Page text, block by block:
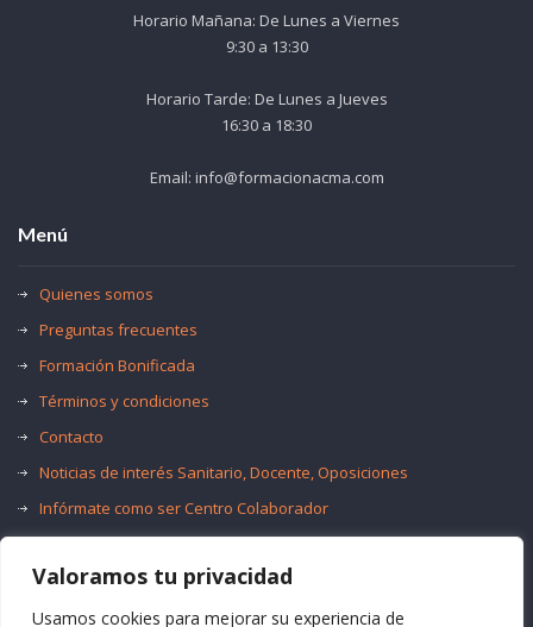
Valoramos tu privacidad
Usamos cookies para mejorar su experiencia de
Horario Mañana: De Lunes a Viernes
9:30 a 13:30
Horario Tarde: De Lunes a Jueves
16:30 a 18:30
Email: info@formacionacma.com
Menú
Quienes somos
Preguntas frecuentes
Formación Bonificada
Términos y condiciones
Contacto
Noticias de interés Sanitario, Docente, Oposiciones
Infórmate como ser Centro Colaborador
Trabaja con nosotros
Oferta de Empleo Público
Bolsas de Empleo